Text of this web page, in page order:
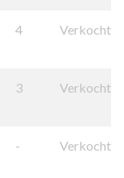
4 Verkocht
3 Verkocht
- Verkocht